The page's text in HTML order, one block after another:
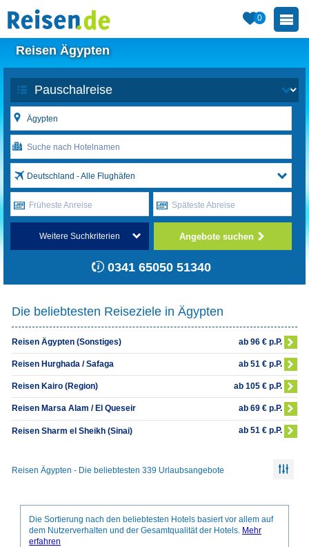
0
Reisen Ägypten
Deutschland - Alle Flughäfen
Früheste Anreise Späteste Abreise
Weitere Suchkriterien Angebote suchen
0341 65050 51340
Die beliebtesten Reiseziele in Ägypten
Reisen Ägypten (Sonstiges) ab 96 € p.P.
Reisen Hurghada / Safaga ab 51 € p.P.
Reisen Kairo (Region) ab 105 € p.P.
Reisen Marsa Alam / El Queseir ab 69 € p.P.
Reisen Sharm el Sheikh (Sinai) ab 51 € p.P.
Reisen Ägypten - Die beliebtesten 339 Urlaubsangebote
Die Sortierung nach den beliebtesten Hotels basiert vor allem auf
dem Nutzerverhalten und der Gesamtqualität der Hotels. Mehr
erfahren